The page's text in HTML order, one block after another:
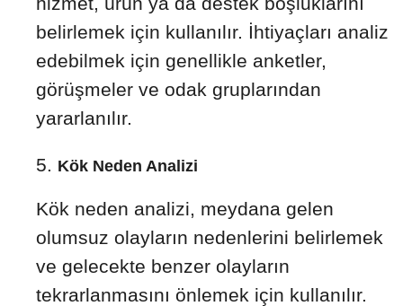
belirlemek için kullanılır. İhtiyaçları analiz
edebilmek için genellikle anketler,
görüşmeler ve odak gruplarından
yararlanılır.
Kök Neden Analizi
Kök neden analizi, meydana gelen
olumsuz olayların nedenlerini belirlemek
ve gelecekte benzer olayların
tekrarlanmasını önlemek için kullanılır.